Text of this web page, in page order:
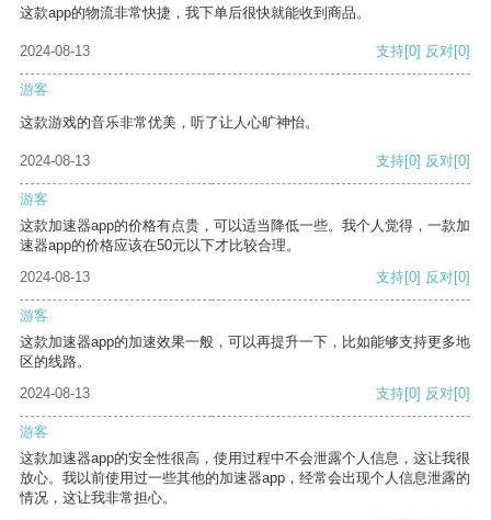
这款app的物流非常快捷，我下单后很快就能收到商品。
2024-08-13 支持[0] 反对[0]
游客
这款游戏的音乐非常优美，听了让人心旷神怡。
2024-08-13 支持[0] 反对[0]
游客
这款加速器app的价格有点贵，可以适当降低一些。我个人觉得，一款加
速器app的价格应该在50元以下才比较合理。
2024-08-13
支持[0] 反对[0]
游客
这款加速器app的加速效果一般，可以再提升一下，比如能够支持更多地
区的线路。
2024-08-13
支持[0] 反对[0]
游客
这款加速器app的安全性很高，使用过程中不会泄露个人信息，这让我很
放心。我以前使用过一些其他的加速器app，经常会出现个人信息泄露的
情况，这让我非常担心。